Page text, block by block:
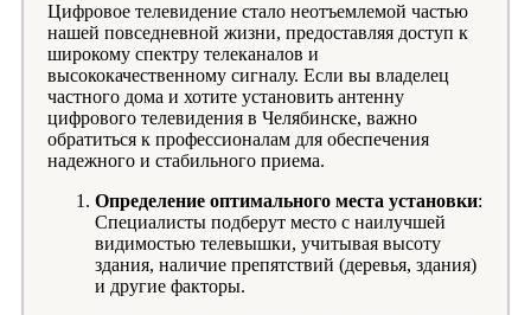
Цифровое телевидение стало неотъемлемой частью
нашей повседневной жизни, предоставляя доступ к
широкому спектру телеканалов и
высококачественному сигналу. Если вы владелец
частного дома и хотите установить антенну
цифрового телевидения в Челябинске, важно
обратиться к профессионалам для обеспечения
надежного и стабильного приема.
Определение оптимального места установки:
Специалисты подберут место с наилучшей
видимостью телевышки, учитывая высоту
здания, наличие препятствий (деревья, здания)
и другие факторы.